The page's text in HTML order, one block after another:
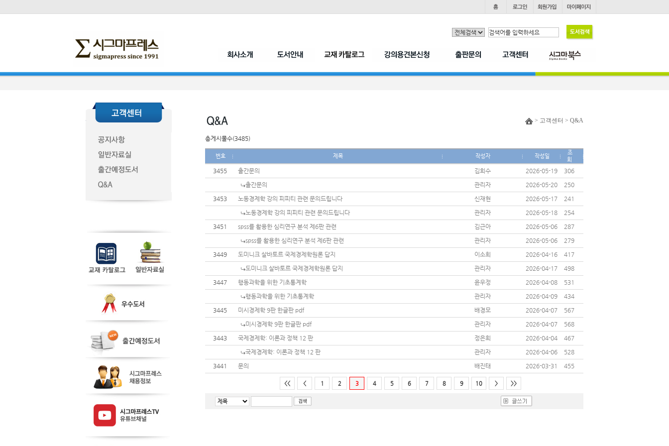
> 고객센터 > Q&A
총게시물수(3485)
번호 제목 작성자 작성일
조
회
3455 출간문의 김희수 2026-05-19
306
출간문의
관리자 2026-05-20
250
3453
노동경제학 강의 피피티 관련 문의드립니다 신재현 2026-05-17
241
노동경제학 강의 피피티 관련 문의드립니다
관리자 2026-05-18
254
3451
spss를 활용한 심리연구 분석 제6판 관련 김근아 2026-05-06
287
spss를 활용한 심리연구 분석 제6판 관련
관리자 2026-05-06
279
3449
도미니크 살바토르 국제경제학원론 답지 이소희 2026-04-16
417
도미니크 살바토르 국제경제학원론 답지
관리자 2026-04-17
498
3447
행동과학을 위한 기초통계학 윤우정 2026-04-08
531
행동과학을 위한 기초통계학
관리자 2026-04-09
434
3445
미시경제학 9판 한글판 pdf 배경모 2026-04-07
567
미시경제학 9판 한글판 pdf
관리자 2026-04-07
568
3443
국제경제학: 이론과 정책 12 판 정은희 2026-04-04
467
국제경제학: 이론과 정책 12 판
관리자 2026-04-06
528
3441
문의 배진태 2026-03-31 455
<< < 1 2 3 4 5 6 7 8 9 10 > >>